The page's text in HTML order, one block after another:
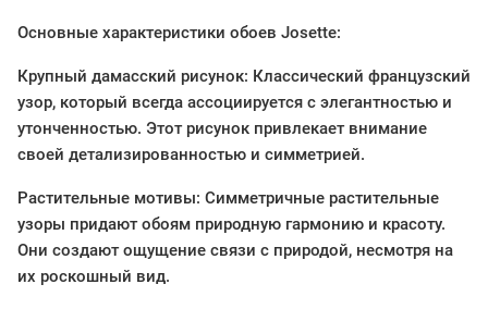
Основные характеристики обоев Josette:
Крупный дамасский рисунок: Классический французский
узор, который всегда ассоциируется с элегантностью и
утонченностью. Этот рисунок привлекает внимание
своей детализированностью и симметрией.
Растительные мотивы: Симметричные растительные
узоры придают обоям природную гармонию и красоту.
Они создают ощущение связи с природой, несмотря на
их роскошный вид.